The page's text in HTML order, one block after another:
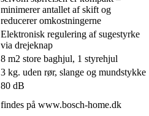
minimerer antallet af skift og
reducerer omkostningerne
Elektronisk regulering af sugestyrke
via drejeknap
8 m2 store baghjul, 1 styrehjul
3 kg. uden rør, slange og mundstykke
80 dB
findes på www.bosch-home.dk